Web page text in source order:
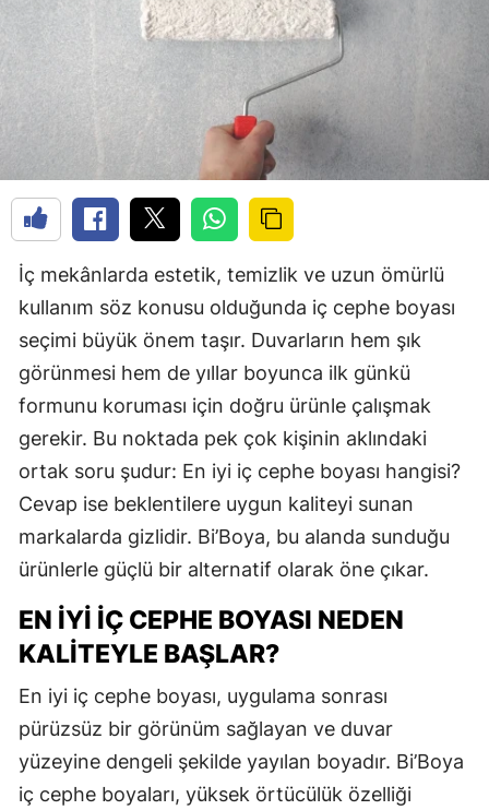
İç mekânlarda estetik, temizlik ve uzun ömürlü
kullanım söz konusu olduğunda iç cephe boyası
seçimi büyük önem taşır. Duvarların hem şık
görünmesi hem de yıllar boyunca ilk günkü
formunu koruması için doğru ürünle çalışmak
gerekir. Bu noktada pek çok kişinin aklındaki
ortak soru şudur: En iyi iç cephe boyası hangisi?
Cevap ise beklentilere uygun kaliteyi sunan
markalarda gizlidir. Bi’Boya, bu alanda sunduğu
ürünlerle güçlü bir alternatif olarak öne çıkar.
EN İYI İÇ CEPHE BOYASI NEDEN
KALITEYLE BAŞLAR?
En iyi iç cephe boyası, uygulama sonrası
pürüzsüz bir görünüm sağlayan ve duvar
yüzeyine dengeli şekilde yayılan boyadır. Bi’Boya
iç cephe boyaları, yüksek örtücülük özelliği